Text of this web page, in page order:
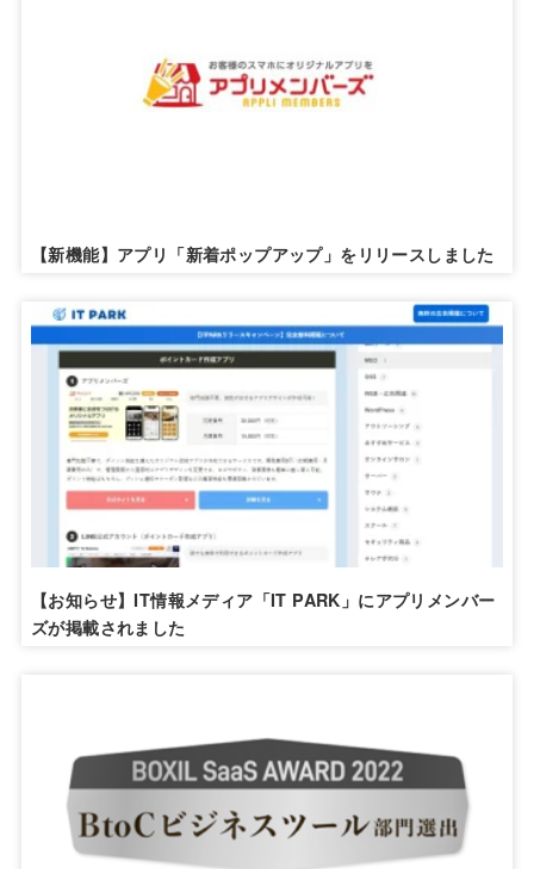
【新機能】アプリ「新着ポップアップ」をリリースしました
【お知らせ】IT情報メディア「IT PARK」にアプリメンバー
ズが掲載されました